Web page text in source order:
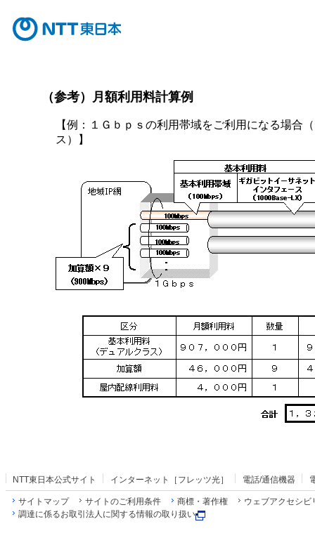
（参考）月額利用料計算例
【例：１Ｇｂｐｓの利用帯域をご利用になる場合
ス）】
NTT東日本公式サイト インターネット［フレッツ光］ 電話/通信機器
サイトマップ サイトのご利用条件 商標・著作権
ウェブアクセシビ
調達に係るお取引法人に関する情報の取り扱い